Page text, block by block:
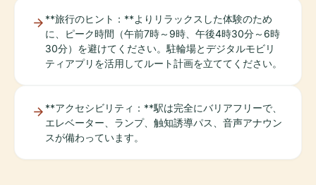
**旅行のヒント：**よりリラックスした体験のため
に、ピーク時間（午前7時～9時、午後4時30分～6時
30分）を避けてください。駐輪場とデジタルモビリ
ティアプリを活用してルート計画を立ててください。
**アクセシビリティ：**駅は完全にバリアフリーで、
エレベーター、ランプ、触知誘導パス、音声アナウン
スが備わっています。